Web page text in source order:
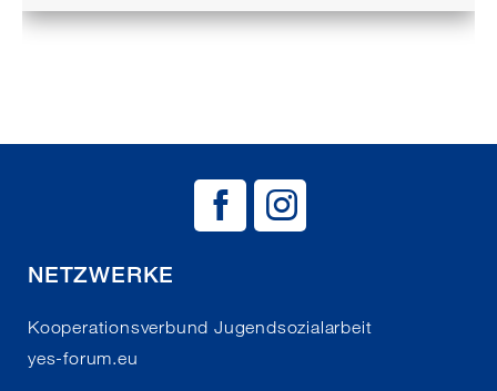
NETZWERKE
Kooperationsverbund Jugendsozialarbeit
yes-forum.eu
BAG EJSA